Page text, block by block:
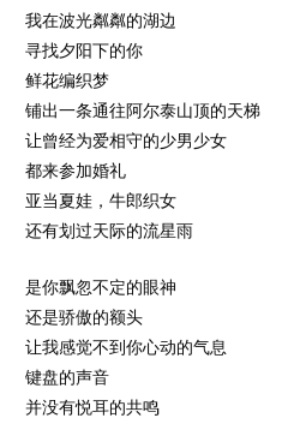
我在波光粼粼的湖边
寻找夕阳下的你
鲜花编织梦
铺出一条通往阿尔泰山顶的天梯
让曾经为爱相守的少男少女
都来参加婚礼
亚当夏娃，牛郎织女
还有划过天际的流星雨
是你飘忽不定的眼神
还是骄傲的额头
让我感觉不到你心动的气息
键盘的声音
并没有悦耳的共鸣